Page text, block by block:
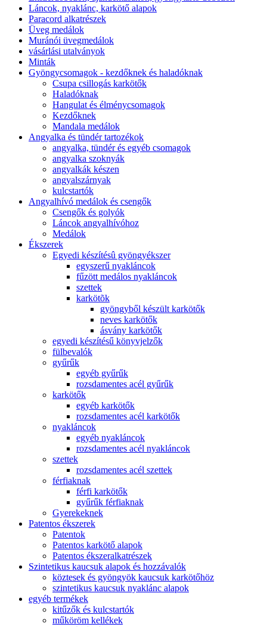
Láncok, nyaklánc, karkötő alapok
Paracord alkatrészek
Üveg medálok
Muránói üvegmedálok
vásárlási utalványok
Minták
Gyöngycsomagok - kezdőknek és haladóknak
Csupa csillogás karkötők
Haladóknak
Hangulat és élménycsomagok
Kezdőknek
Mandala medálok
Angyalka és tündér tartozékok
angyalka, tündér és egyéb csomagok
angyalka szoknyák
angyalkák készen
angyalszárnyak
kulcstartók
Angyalhívó medálok és csengők
Csengők és golyók
Láncok angyalhívóhoz
Medálok
Ékszerek
Egyedi készítésû gyöngyékszer
egyszerű nyakláncok
fűzött medálos nyakláncok
szettek
karkötõk
gyöngyből készült karkötők
neves karkötők
ásvány karkötők
egyedi készítésű könyvjelzők
fülbevalók
gyűrűk
egyéb gyűrűk
rozsdamentes acél gyűrűk
karkötők
egyéb karkötők
rozsdamentes acél karkötők
nyakláncok
egyéb nyakláncok
rozsdamentes acél nyakláncok
szettek
rozsdamentes acél szettek
férfiaknak
férfi karkötők
gyűrűk férfiaknak
Gyerekeknek
Patentos ékszerek
Patentok
Patentos karkötő alapok
Patentos ékszeralkatrészek
Szintetikus kaucsuk alapok és hozzávalók
köztesek és gyöngyök kaucsuk karkötőhöz
szintetikus kaucsuk nyaklánc alapok
egyéb termékek
kitűzők és kulcstartók
műköröm kellékek